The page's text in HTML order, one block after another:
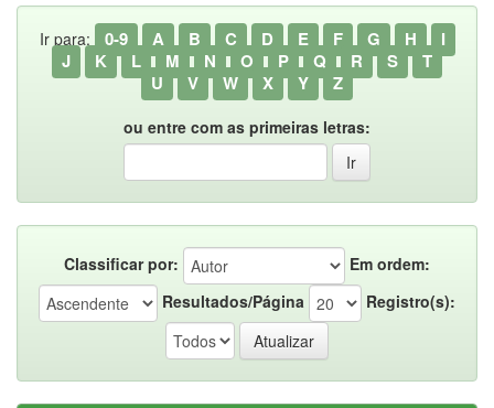
Ir para: 0-9 A B C D E F G H
I
J
K L M N O P Q R S
T
U
V W X Y Z
ou entre com as primeiras letras:
Classificar por:
Em ordem:
Resultados/Página
Registro(s):